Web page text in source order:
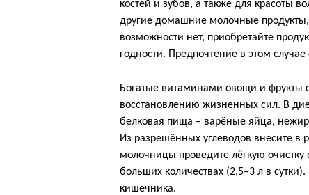
костей и зубов, а также для красоты
другие домашние молочные
возможности нет, приобретайте
годности. Предпочтение в этом
Богатые витаминами овощи и фрукты
восстановлению жизненных сил. В
белковая пища – варёные яйца,
Из разрешённых углеводов внесите в
молочницы проведите лёгкую
больших количествах (2,5–3 л в
кишечника.